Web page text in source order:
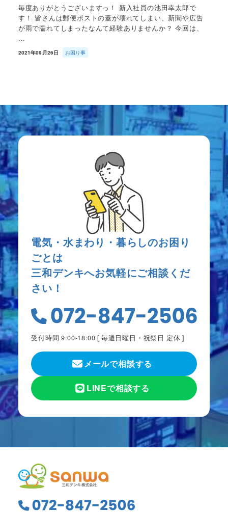
毎度ありがとうございますっ！ 新入社員の池田幸太郎で
す！ 皆さんは郵便ポストの蓋が壊れてしまい、新聞や広告
が雨で濡れてしまったなんて経験ありませんか？ 今回は、
…
2021年09月26日 お困り事
電気・水まわり・暮らしのお困り
ごとは
三和デンキへお気軽にご相談くだ
さい！
受付時間 9:00-18:00 [ 毎週日曜日・祝祭日 定休 ]
メールで相談する
LINEで相談する